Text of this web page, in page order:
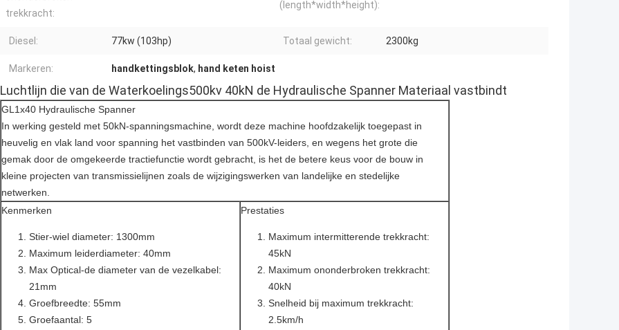
trekkracht:
(length*width*height):
Diesel: 77kw (103hp) Totaal gewicht: 2300kg
Markeren: handkettingsblok, hand keten hoist
Luchtlijn die van de Waterkoelings500kv 40kN de Hydraulische Spanner Materiaal vastbindt
GL1x40 Hydraulische Spanner
In werking gesteld met 50kN-spanningsmachine, wordt deze machine hoofdzakelijk toegepast in
heuvelig en vlak land voor spanning het vastbinden van 500kV-leiders, en wegens het grote die
gemak door de omgekeerde tractiefunctie wordt gebracht, is het de betere keus voor de bouw in
kleine projecten van transmissielijnen zoals de wijzigingswerken van landelijke en stedelijke
netwerken.
Kenmerken
Stier-wiel diameter: 1300mm
Maximum leiderdiameter: 40mm
Max Optical-de diameter van de vezelkabel:
21mm
Groefbreedte: 55mm
Groefaantal: 5
Prestaties
Maximum intermitterende trekkracht:
45kN
Maximum ononderbroken trekkracht:
40kN
Snelheid bij maximum trekkracht:
2.5km/h